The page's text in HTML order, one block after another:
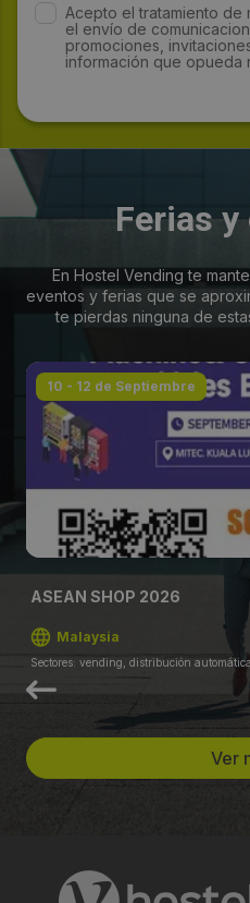
Acepto el tratamiento de
el envío de
promociones,
información que opueda
Ferias y
En Hostel Vending te
eventos y ferias que se
te pierdas ninguna de
10 - 12 de Septiembre
ASEAN SHOP 2026
Malaysia
Sectores: vending, distribución
Ver